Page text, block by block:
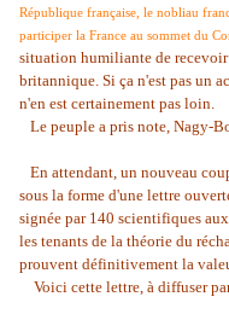
République française, le nobliau
participer la France au sommet du
situation humiliante de
britannique. Si ça n'est pas un
n'en est certainement pas loin.
Le peuple a pris note, Nagy-
En attendant, un nouveau
sous la forme d'une lettre
signée par 140 scientifiques
les tenants de la théorie du
prouvent définitivement la
Voici cette lettre, à diffuser